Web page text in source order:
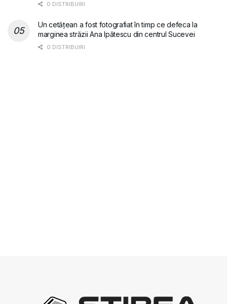
0 DISTRIBUIRI
Un cetățean a fost fotografiat în timp ce defeca la
marginea străzii Ana Ipătescu din centrul Sucevei
0 DISTRIBUIRI